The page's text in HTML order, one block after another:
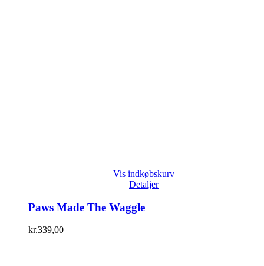
Vis indkøbskurv
Detaljer
Paws Made The Waggle
kr.339,00